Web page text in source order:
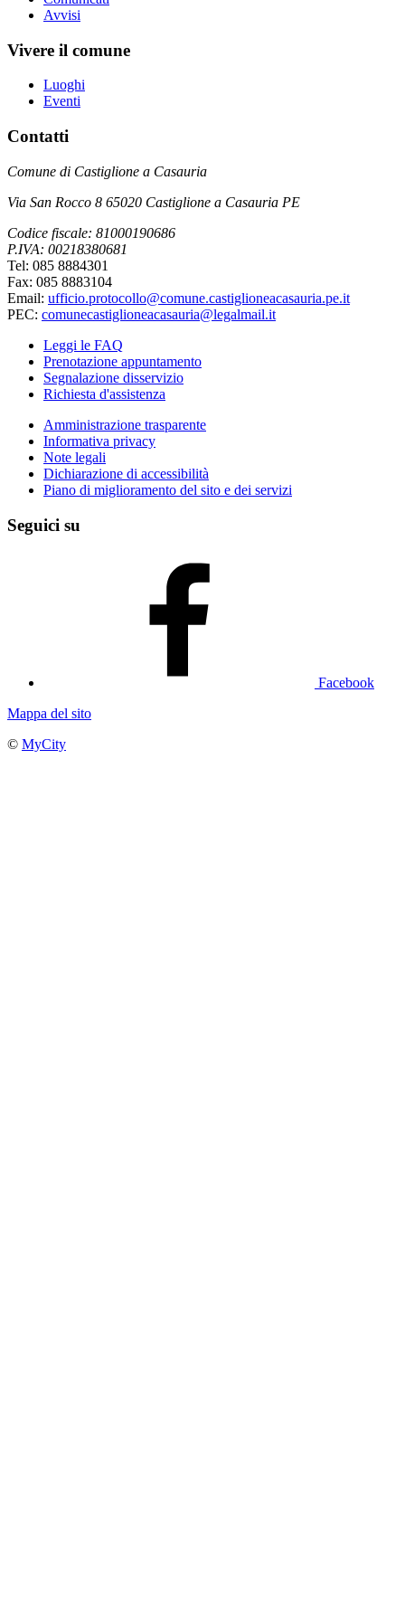
Avvisi
Vivere il comune
Luoghi
Eventi
Contatti
Comune di Castiglione a Casauria
Via San Rocco 8 65020 Castiglione a Casauria PE
Codice fiscale: 81000190686
P.IVA: 00218380681
Tel: 085 8884301
Fax: 085 8883104
Email: ufficio.protocollo@comune.castiglioneacasauria.pe.it
PEC: comunecastiglioneacasauria@legalmail.it
Leggi le FAQ
Prenotazione appuntamento
Segnalazione disservizio
Richiesta d'assistenza
Amministrazione trasparente
Informativa privacy
Note legali
Dichiarazione di accessibilità
Piano di miglioramento del sito e dei servizi
Seguici su
Facebook
Mappa del sito
© MyCity